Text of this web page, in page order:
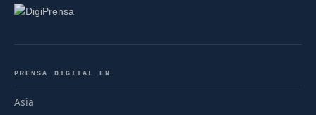
PRENSA DIGITAL EN
Asia